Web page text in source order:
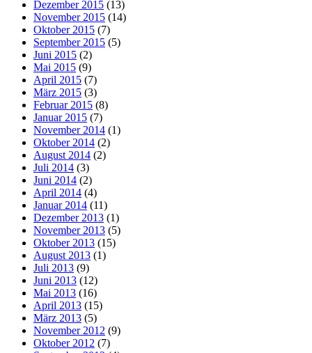
Dezember 2015 (13)
November 2015 (14)
Oktober 2015 (7)
September 2015 (5)
Juni 2015 (2)
Mai 2015 (9)
April 2015 (7)
März 2015 (3)
Februar 2015 (8)
Januar 2015 (7)
November 2014 (1)
Oktober 2014 (2)
August 2014 (2)
Juli 2014 (3)
Juni 2014 (2)
April 2014 (4)
Januar 2014 (11)
Dezember 2013 (1)
November 2013 (5)
Oktober 2013 (15)
August 2013 (1)
Juli 2013 (9)
Juni 2013 (12)
Mai 2013 (16)
April 2013 (15)
März 2013 (5)
November 2012 (9)
Oktober 2012 (7)